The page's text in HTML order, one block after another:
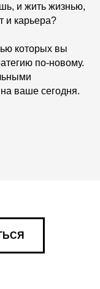
и жить жизнью,
и карьера?
которых вы
по-новому.
ваше сегодня.